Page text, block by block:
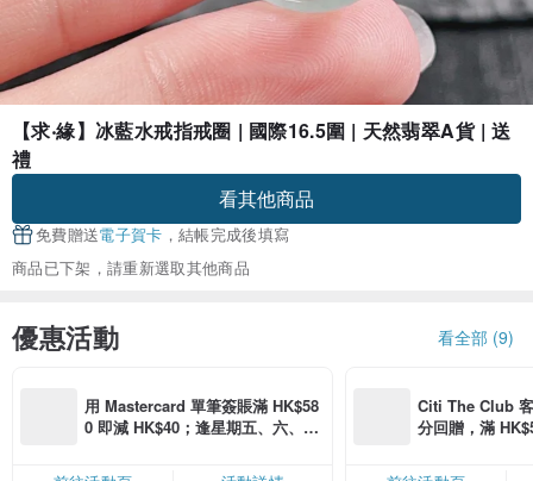
【求‧緣】冰藍水戒指戒圈 | 國際16.5圍 | 天然翡翠A貨 | 送
禮
看其他商品
免費贈送電子賀卡 ，結帳完成後填寫
商品已下架，請重新選取其他商品
優惠活動 看全部 (9)
用 Mastercard 單筆簽賬滿 HK$58
0 即減 HK$40；逢星期五、六、日
限，額滿即止，僅限「常用信用
Citi The Club
分回贈，滿